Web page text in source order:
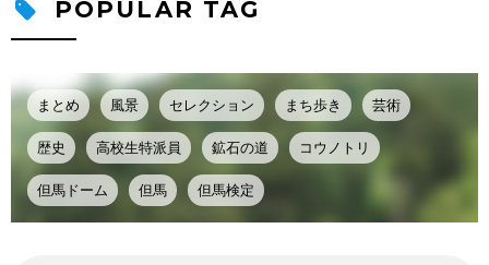
POPULAR TAG
まとめ 風景 セレクション まち歩き 芸術
歴史 高校生特派員 鉱石の道 コウノトリ
但馬ドーム 但馬 但馬検定